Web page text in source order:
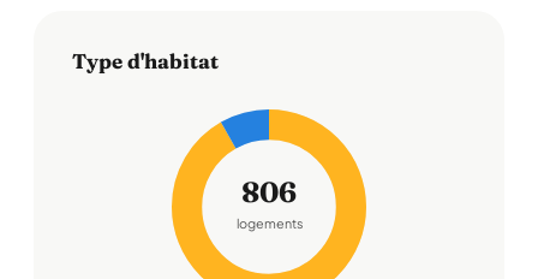
Type d'habitat
806
logements